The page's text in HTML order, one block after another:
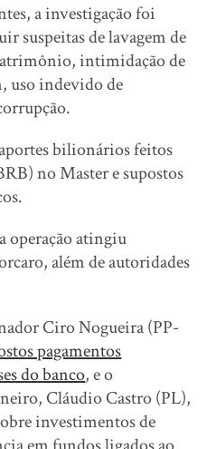
a investigação foi
suspeitas de lavagem de
intimidação de
uso indevido de
bilionários feitos
no Master e supostos
operação atingiu
além de autoridades
Ciro Nogueira (PP-
pagamentos
do banco, e o
Cláudio Castro (PL),
investimentos de